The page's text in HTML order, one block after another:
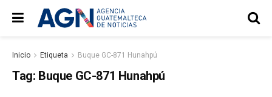
Inicio Etiqueta Buque GC-871 Hunahpú
Tag: Buque GC-871 Hunahpú